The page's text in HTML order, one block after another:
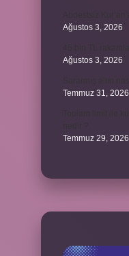
Ağustos 3, 2026
Ağustos 3, 2026
Temmuz 31, 2026
Temmuz 29, 2026